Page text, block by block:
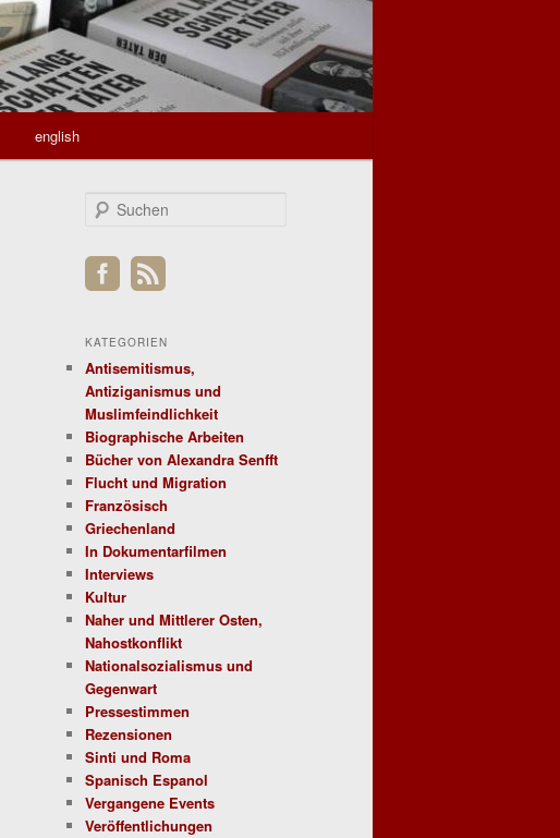
english
h
e
KATEGORIEN
Antisemitismus,
Antiziganismus und
Muslimfeindlichkeit
Biographische Arbeiten
Bücher von Alexandra Senfft
Flucht und Migration
Französisch
Griechenland
In Dokumentarfilmen
Interviews
Kultur
Naher und Mittlerer Osten,
Nahostkonflikt
Nationalsozialismus und
Gegenwart
Pressestimmen
Rezensionen
Sinti und Roma
Spanisch Espanol
Vergangene Events
Veröffentlichungen